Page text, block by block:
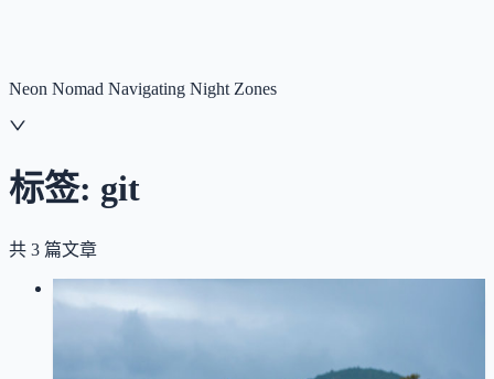
Neon Nomad Navigating Night Zones
标签: git
共 3 篇文章
LOG
01
2026-07-24
Git Submodule 不好用：用 GitHub